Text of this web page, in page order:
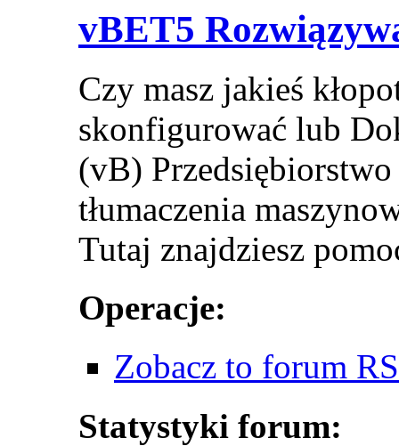
vBET5
Czy masz jakieś
skonfigurować lub
(vB)
tłumaczenia
Tutaj znajdziesz
Operacje:
Zobacz to forum
Statystyki forum: